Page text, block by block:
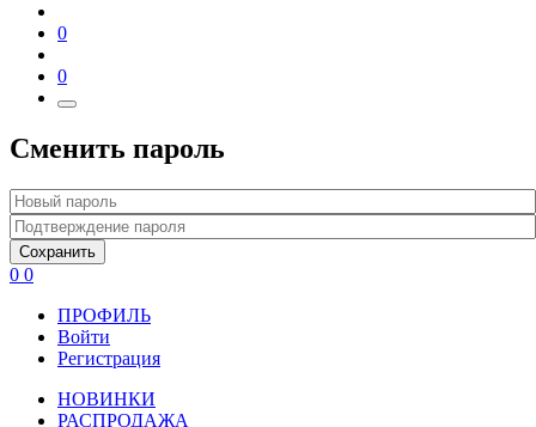
0
0
Сменить пароль
Сохранить
0 0
ПРОФИЛЬ
Войти
Регистрация
НОВИНКИ
РАСПРОДАЖА